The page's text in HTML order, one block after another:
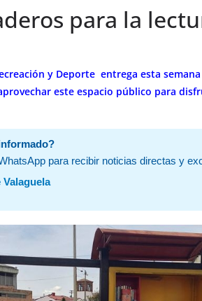
para la
y Deporte entrega esta
este espacio público para
para recibir noticias directas y
Valaguela